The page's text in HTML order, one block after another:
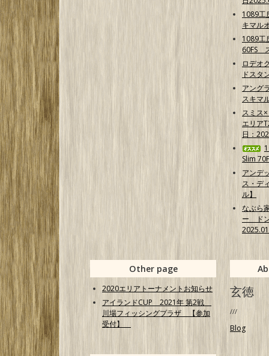
1089
キマル
1089
60FS
ロデオ
ドスタ
アング
スキマ
スミス
エリア
日：
Slim
アンデ
ス・デ
ル】
なぶら
ー ド
Other page
2020エリアトーナメントお知らせ
アイランドCUP 2021年 第2戦
川場フィッシングプラザ 【参加
受付】
玄徳
///
Blog